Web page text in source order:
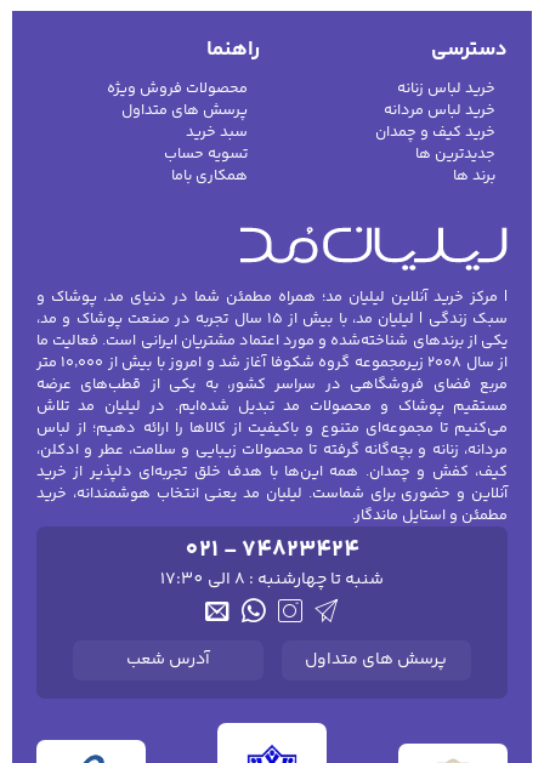
دسترسی
خرید لباس زنانه
خرید لباس مردانه
خرید کیف و چمدان
جدیدترین ها
برند ها
راهنما
محصولات فروش ویژه
پرسش های متداول
سبد خرید
تسویه حساب
همکاری باما
| مرکز خرید آنلاین لیلیان مد؛ همراه مطمئن شما در دنیای مد، پوشاک و
سبک زندگی | لیلیان مد، با بیش از ۱۵ سال تجربه در صنعت پوشاک و مد،
یکی از برندهای شناخته‌شده و مورد اعتماد مشتریان ایرانی است. فعالیت ما
از سال ۲۰۰۸ زیرمجموعه گروه شکوفا آغاز شد و امروز با بیش از ۱۰٬۰۰۰ متر
مربع فضای فروشگاهی در سراسر کشور، به یکی از قطب‌های عرضه
مستقیم پوشاک و محصولات مد تبدیل شده‌ایم. در لیلیان مد تلاش
می‌کنیم تا مجموعه‌ای متنوع و باکیفیت از کالاها را ارائه دهیم؛ از لباس
مردانه، زنانه و بچه‌گانه گرفته تا محصولات زیبایی و سلامت، عطر و ادکلن،
کیف، کفش و چمدان. همه این‌ها با هدف خلق تجربه‌ای دلپذیر از خرید
آنلاین و حضوری برای شماست. لیلیان مد یعنی انتخاب هوشمندانه، خرید
مطمئن و استایل ماندگار.
021 - 74823424
شنبه تا چهارشنبه : 8 الی 17:30
پرسش های متداول آدرس شعب